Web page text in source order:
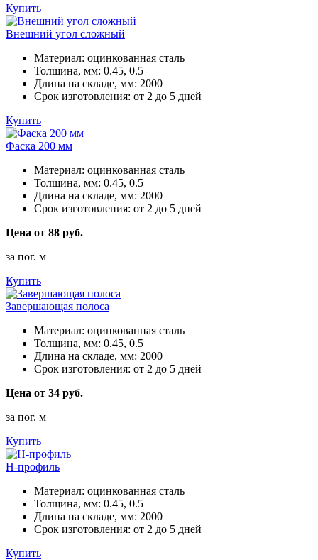
Купить
Внешний угол сложный
Материал: оцинкованная сталь
Толщина, мм: 0.45, 0.5
Длина на складе, мм: 2000
Срок изготовления: от 2 до 5 дней
Купить
Фаска 200 мм
Материал: оцинкованная сталь
Толщина, мм: 0.45, 0.5
Длина на складе, мм: 2000
Срок изготовления: от 2 до 5 дней
Цена от 88 руб.
за пог. м
Купить
Завершающая полоса
Материал: оцинкованная сталь
Толщина, мм: 0.45, 0.5
Длина на складе, мм: 2000
Срок изготовления: от 2 до 5 дней
Цена от 34 руб.
за пог. м
Купить
Н-профиль
Материал: оцинкованная сталь
Толщина, мм: 0.45, 0.5
Длина на складе, мм: 2000
Срок изготовления: от 2 до 5 дней
Купить